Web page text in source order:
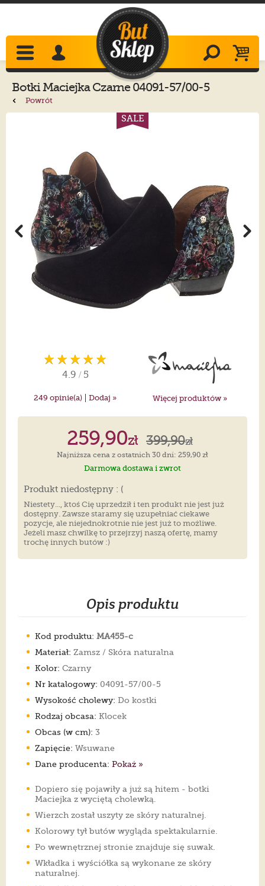
BotkiMaciejka Czarne 04091-57/00-5
Powrót
SALE
4.9 / 5
249 opinie(a) | Dodaj » Więcej produktów »
259,90zł 399,90zł
Najniższa cena z ostatnich 30 dni: 259,90 zł
Darmowa dostawa i zwrot
Produkt niedostępny : (
Niestety..., ktoś Cię uprzedził i ten produkt nie jest już
dostępny. Zawsze staramy się uzupełniać ciekawe
pozycje, ale niejednokrotnie nie jest już to możliwe.
Jeżeli masz chwilkę to przejrzyj naszą ofertę, mamy
trochę innych butów :)
Opis produktu
Kod produktu: MA455-c
Materiał: Zamsz / Skóra naturalna
Kolor: Czarny
Nr katalogowy: 04091-57/00-5
Wysokość cholewy: Do kostki
Rodzaj obcasa: Klocek
Obcas (w cm): 3
Zapięcie: Wsuwane
Dane producenta: Pokaż »
Dopiero się pojawiły a już są hitem - botki
Maciejka z wyciętą cholewką.
Wierzch został uszyty ze skóry naturalnej.
Kolorowy tył butów wygląda spektakularnie.
Po wewnętrznej stronie znajduje się suwak.
Wkładka i wyściółka są wykonane ze skóry
naturalnej.